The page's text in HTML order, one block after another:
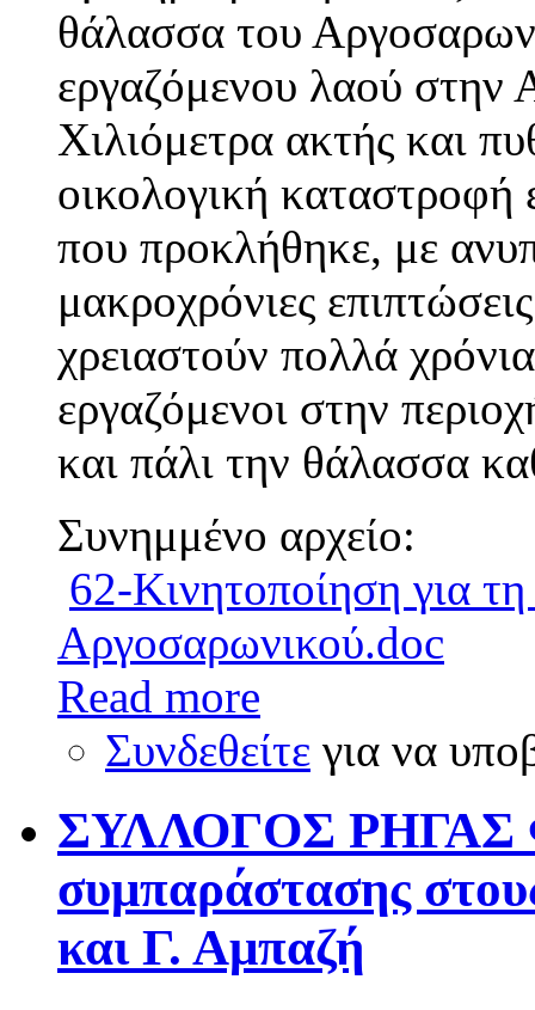
θάλασσα του
εργαζόμενου λαού στην
Χιλιόμετρα ακτής και
οικολογική καταστροφή
που προκλήθηκε, με
μακροχρόνιες
χρειαστούν πολλά
εργαζόμενοι στην
και πάλι την θάλασσα
Συνημμένο αρχείο:
62-Kινητοποίηση για
Αργοσαρωνικού.doc
Read more
Συνδεθείτε για να
ΣΥΛΛΟΓΟΣ ΡΗΓΑΣ
συμπαράστασης
και Γ. Αμπαζή